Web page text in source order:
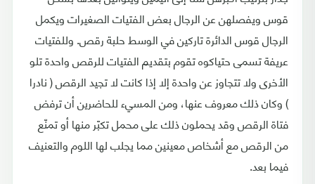
قوس ويفصلهن عن الرجال بعض الفتيات الصغيرات ويكمل
الرجال قوس الدائرة تاركين في الوسط حلبة رقص. وللفتيات
عريفة تسمى حتياكوه تقوم بتقديم الفتيات للرقص واحدة تلو
الأخرى ولا تتجاوز عن واحدة إلا إذا كانت لا تجيد الرقص ( نادرا
) وكان ذلك معروف عنها، ومن المسيء للحاضرين أن ترفض
فتاة الرقص وقد يحملون ذلك على محمل تكبّر منها أو تمنّع
من الرقص مع أشخاص معينين مما يجلب لها اللوم والتعنيف
فيما بعد.